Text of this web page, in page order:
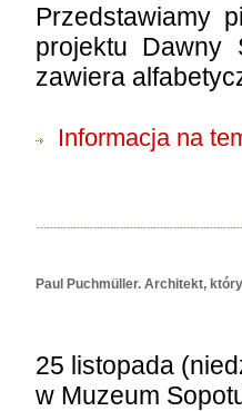
Przedstawiamy
projektu Dawny
zawiera
Informacja na
Paul Puchmüller. Architekt,
25 listopada
w Muzeum